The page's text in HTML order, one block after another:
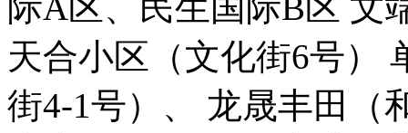
天合小区（文化街6号）
街4-1号）、 龙晟丰田（